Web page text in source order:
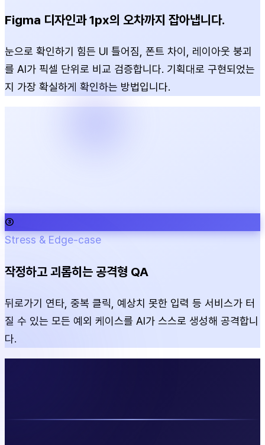
Figma 디자인과 1px의 오차까지 잡아냅니다.
눈으로 확인하기 힘든 UI 틀어짐, 폰트 차이, 레이아웃 붕괴
를 AI가 픽셀 단위로 비교 검증합니다. 기획대로 구현되었는
지 가장 확실하게 확인하는 방법입니다.
③
Stress & Edge-case
작정하고 괴롭히는 공격형 QA
뒤로가기 연타, 중복 클릭, 예상치 못한 입력 등 서비스가 터
질 수 있는 모든 예외 케이스를 AI가 스스로 생성해 공격합니
다.